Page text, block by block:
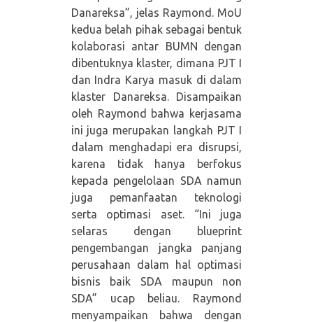
Danareksa”, jelas Raymond. MoU
kedua belah pihak sebagai bentuk
kolaborasi antar BUMN dengan
dibentuknya klaster, dimana PJT I
dan Indra Karya masuk di dalam
klaster Danareksa. Disampaikan
oleh Raymond bahwa kerjasama
ini juga merupakan langkah PJT I
dalam menghadapi era disrupsi,
karena tidak hanya berfokus
kepada pengelolaan SDA namun
juga pemanfaatan teknologi
serta optimasi aset. “Ini juga
selaras dengan blueprint
pengembangan jangka panjang
perusahaan dalam hal optimasi
bisnis baik SDA maupun non
SDA” ucap beliau. Raymond
menyampaikan bahwa dengan